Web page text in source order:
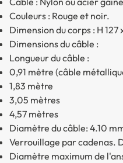
Couleurs : Rouge et noir.
Dimension du corps : H 127
Dimensions du câble :
Longueur du câble :
0,91 mètre (câble
1,83 mètre
3,05 mètres
4,57 mètres
Diamètre du câble: 4.10
Verrouillage par cadenas.
Diamètre maximum de